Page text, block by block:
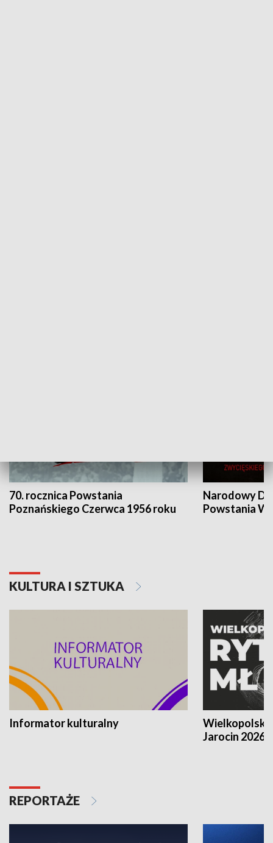
70. rocznica Powstania
Poznańskiego Czerwca 1956 roku
Narodowy
Powstania
KULTURA I SZTUKA
Informator kulturalny
Jarocin 2026
REPORTAŻE